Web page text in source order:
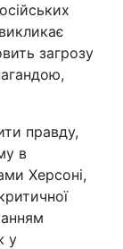
загрозу
правду,
в
Херсоні,
у